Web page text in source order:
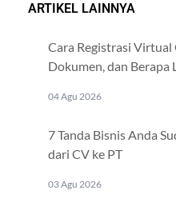
ARTIKEL LAINNYA
Cara Registrasi Virtual
Dokumen, dan Berapa
04 Agu 2026
7 Tanda Bisnis Anda
dari CV ke PT
03 Agu 2026